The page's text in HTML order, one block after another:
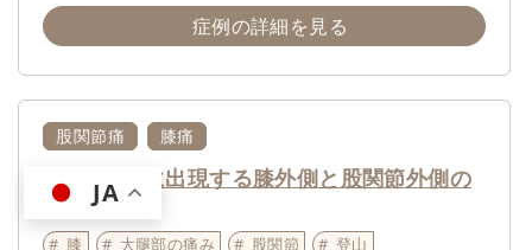
症例の詳細を見る
股関節痛 膝痛
下山時に出現する膝外側と股関節外側の
痛み
膝 大腿部の痛み 股関節 登山
JA